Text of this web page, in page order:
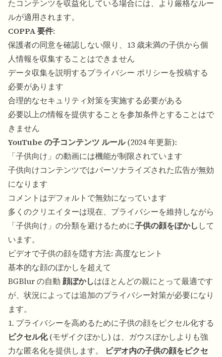
たコンテンツを収益化している場合には、より厳格なルー
ルが適用されます。
COPPA 要件:
保護者の同意を確認しない限り、13 歳未満の子供から個
人情報を収集することはできません
データ収集を説明するプライバシー ポリシーを投稿する
必要があります
合理的なセキュリティ対策を実施する必要がある
必要以上の情報を提供することを参加条件とすることはで
きません
YouTube の子コンテンツ ルール(2024 年更新):
「子供向け」の動画には機能が制限されています
子供向けコンテンツではパーソナライズされた広告が無効
になります
コメントはデフォルトで無効になっています
多くのクリエイターは現在、プライバシーを維持しながら
「子供向け」の分類を避けるために子供の顔をぼかし して
います。
ビデオで子供の顔を隠す方法: 高度なヒント
基本的な顔のぼかしを超えて
BGBlur の自動 顔ぼかしはほとんどの親にとって最適です
が、状況によっては追加のプライバシー対策が必要になり
ます。
1. プライバシーを高めるために子供の顔をピクセル化する
ピクセル化(モザイクぼかし) は、ガウスぼかしよりも強
力な匿名化を提供します。
ビデオ内の子供の顔をピクセ